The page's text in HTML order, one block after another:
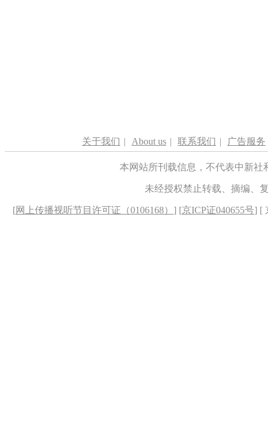
关于我们 | About us | 联系我们 | 广告服务
本网站所刊载信息，不代表中新
未经授权禁止转载、摘编、
[网上传播视听节目许可证（0106168） ] [京ICP证040655号] [